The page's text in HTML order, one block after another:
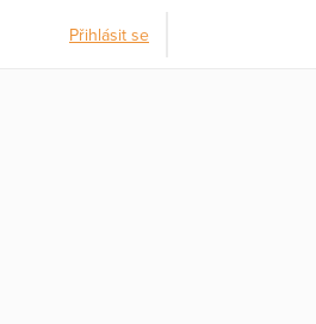
Přihlásit se